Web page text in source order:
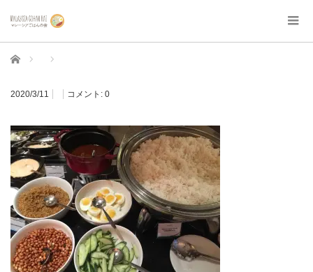
ホーム
2020/3/11 コメント: 0